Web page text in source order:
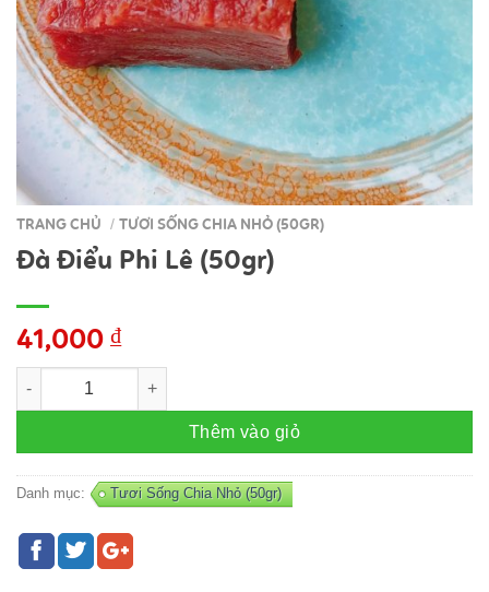
TRANG CHỦ / TƯƠI SỐNG CHIA NHỎ (50GR)
Đà Điểu Phi Lê (50gr)
41,000 ₫
Đà Điểu Phi Lê (50gr) số lượng
Thêm vào giỏ
Danh mục: Tươi Sống Chia Nhỏ (50gr)